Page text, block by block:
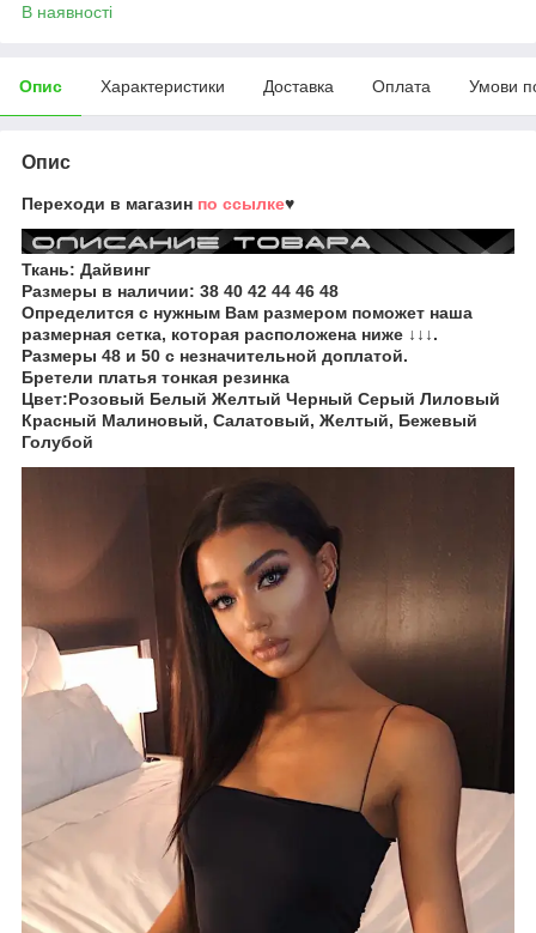
В наявності
Опис Характеристики Доставка Оплата Умови
Опис
Переходи в магазин по ссылке♥
Ткань: Дайвинг
Размеры в наличии: 38 40 42 44 46 48
Определится с нужным Вам размером поможет наша
размерная сетка, которая расположена ниже ↓↓↓.
Размеры 48 и 50 с незначительной доплатой.
Бретели платья тонкая резинка
Цвет:Розовый Белый Желтый Черный Серый Лиловый
Красный Малиновый, Салатовый, Желтый, Бежевый
Голубой